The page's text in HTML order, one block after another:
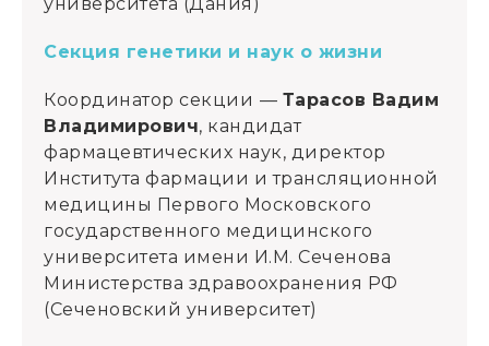
Секция генетики и наук о жизни
Координатор секции — Тарасов Вадим
Владимирович, кандидат
фармацевтических наук, директор
Института фармации и трансляционной
медицины Первого Московского
государственного медицинского
университета имени И.М. Сеченова
Министерства здравоохранения РФ
(Сеченовский университет)